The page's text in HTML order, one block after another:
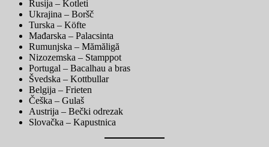
Rusija – Kotleti
Ukrajina – Boršč
Turska – Köfte
Mađarska – Palacsinta
Rumunjska – Mămăligă
Nizozemska – Stamppot
Portugal – Bacalhau a bras
Švedska – Kottbullar
Belgija – Frieten
Češka – Gulaš
Austrija – Bečki odrezak
Slovačka – Kapustnica